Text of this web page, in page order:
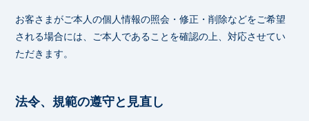
お客さまがご本人の個人情報の照会・修正・削除などをご希望
される場合には、ご本人であることを確認の上、対応させてい
ただきます。
法令、規範の遵守と見直し